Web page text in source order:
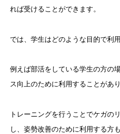
れば受けることができます。
では、学生はどのような目的で利
例えば部活をしている学生の方の
ス向上のために利用することがあり
トレーニングを行うことでケガの
し、姿勢改善のために利用する方